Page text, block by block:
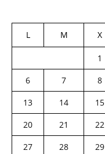
L M X
1
6
7 8
13
14 15
20
21 22
27
28 29